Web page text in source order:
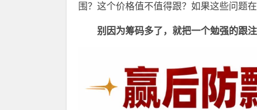
围？这个价格值不值得跟？如果这些问题
别因为筹码多了，就把一个勉强的跟注